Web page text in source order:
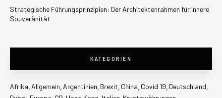
Strategische Führungsprinzipien: Der Architektenrahmen für innere
Souveränität
KATEGORIEN
Afrika Allgemein Argentinien Brexit China Covid 19 Deutschland